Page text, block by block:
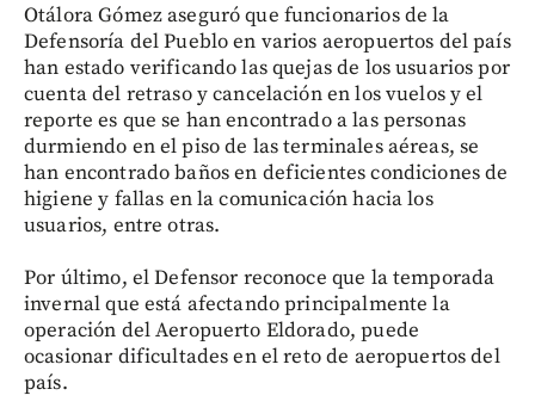
Otálora Gómez aseguró que funcionarios de la
Defensoría del Pueblo en varios aeropuertos del país
han estado verificando las quejas de los usuarios por
cuenta del retraso y cancelación en los vuelos y el
reporte es que se han encontrado a las personas
durmiendo en el piso de las terminales aéreas, se
han encontrado baños en deficientes condiciones de
higiene y fallas en la comunicación hacia los
usuarios, entre otras.
Por último, el Defensor reconoce que la temporada
invernal que está afectando principalmente la
operación del Aeropuerto Eldorado, puede
ocasionar dificultades en el reto de aeropuertos del
país.